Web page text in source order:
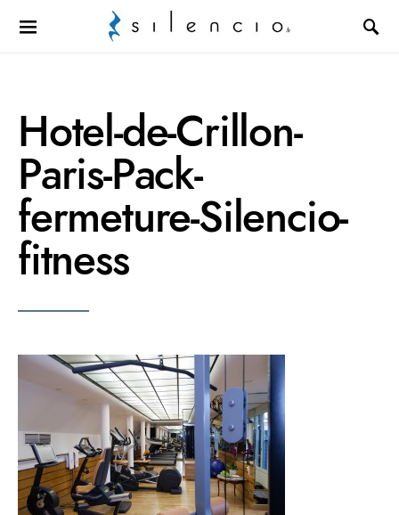
Search for:
Hotel-de-Crillon-
Paris-Pack-
fermeture-Silencio-
fitness